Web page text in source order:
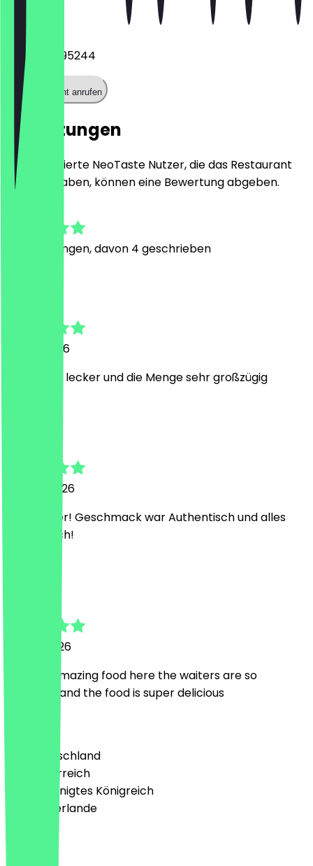
Telefon
+4924191795244
Restaurant anrufen
Bewertungen
Nur registrierte NeoTaste Nutzer, die das Restaurant
besucht haben, können eine Bewertung abgeben.
Bewertungen, davon 4 geschrieben
23. Juli 2026
War super lecker und die Menge sehr großzügig
30. Juni 2026
Sehr lecker! Geschmack war Authentisch und alles
super frisch!
13. Juni 2026
I had an amazing food here the waiters are so
tentative and the food is super delicious
🇩🇪 Deutschland
🇦🇹 Österreich
🇬🇧 Vereinigtes Königreich
🇳🇱 Niederlande
Sprache